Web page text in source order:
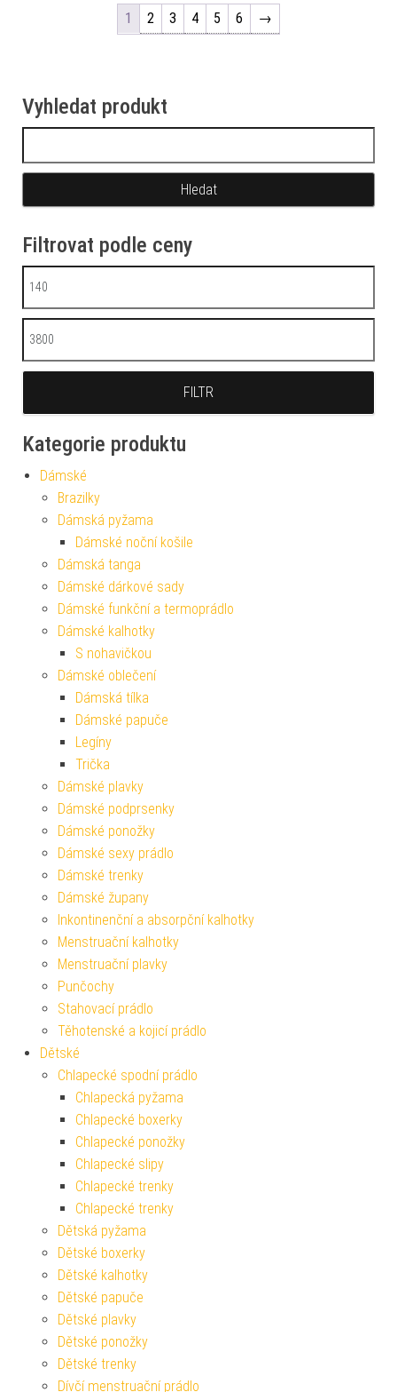
1 2 3 4 5 6 →
Vyhledat produkt
Filtrovat podle ceny
Minimální cena
Maximální cena
FILTR
Kategorie produktu
Dámské
Brazilky
Dámská pyžama
Dámské noční košile
Dámská tanga
Dámské dárkové sady
Dámské funkční a termoprádlo
Dámské kalhotky
S nohavičkou
Dámské oblečení
Dámská tílka
Dámské papuče
Legíny
Trička
Dámské plavky
Dámské podprsenky
Dámské ponožky
Dámské sexy prádlo
Dámské trenky
Dámské župany
Inkontinenční a absorpční kalhotky
Menstruační kalhotky
Menstruační plavky
Punčochy
Stahovací prádlo
Těhotenské a kojicí prádlo
Dětské
Chlapecké spodní prádlo
Chlapecká pyžama
Chlapecké boxerky
Chlapecké ponožky
Chlapecké slipy
Chlapecké trenky
Chlapecké trenky
Dětská pyžama
Dětské boxerky
Dětské kalhotky
Dětské papuče
Dětské plavky
Dětské ponožky
Dětské trenky
Dívčí menstruační prádlo